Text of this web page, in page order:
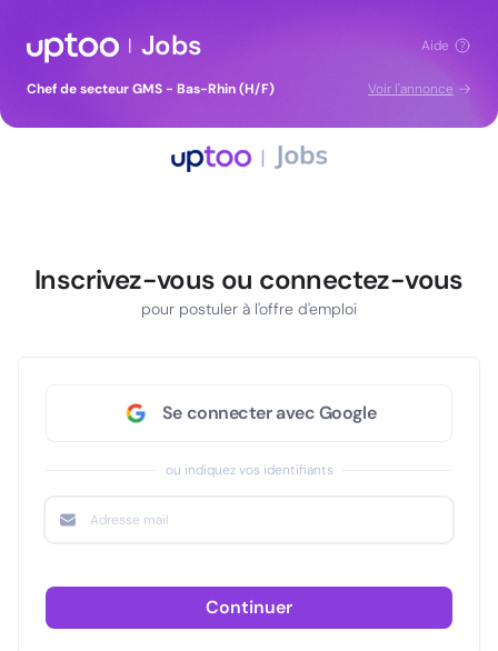
| Jobs Aide
Chef de secteur GMS - Bas-Rhin (H/F) Voir l'annonce
Inscrivez-vous ou connectez-vous
pour postuler à l'offre d'emploi
Se connecter avec Google
ou indiquez vos identifiants
Continuer